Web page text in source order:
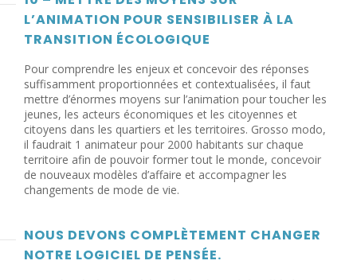
L’ANIMATION POUR SENSIBILISER À LA
TRANSITION ÉCOLOGIQUE
Pour comprendre les enjeux et concevoir des réponses
suffisamment proportionnées et contextualisées, il faut
mettre d’énormes moyens sur l’animation pour toucher les
jeunes, les acteurs économiques et les citoyennes et
citoyens dans les quartiers et les territoires. Grosso modo,
il faudrait 1 animateur pour 2000 habitants sur chaque
territoire afin de pouvoir former tout le monde, concevoir
de nouveaux modèles d’affaire et accompagner les
changements de mode de vie.
NOUS DEVONS COMPLÈTEMENT CHANGER
NOTRE LOGICIEL DE PENSÉE.